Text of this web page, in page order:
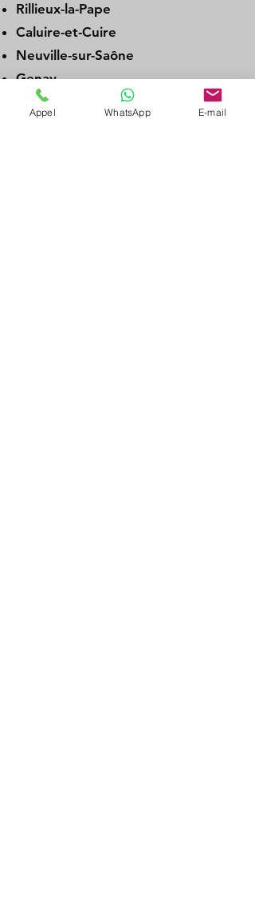
Rillieux-la-Pape
Caluire-et-Cuire
Neuville-sur-Saône
Genay
Albigny-sur-Saône
Appel WhatsApp E-mail